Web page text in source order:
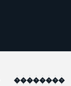
��������